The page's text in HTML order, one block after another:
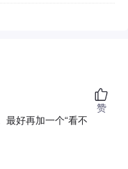
最好再加一个“看不
赞